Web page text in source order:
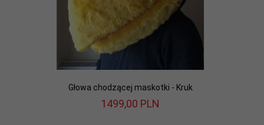
Głowa chodzącej maskotki - Kruk
1499,00 PLN